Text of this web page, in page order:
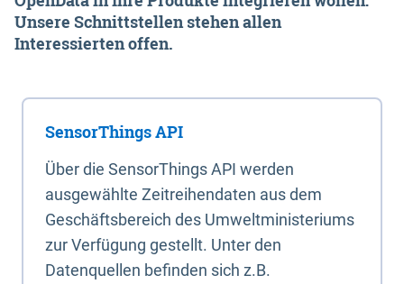
Unsere Schnittstellen stehen allen
Interessierten offen.
SensorThings API
Über die SensorThings API werden
ausgewählte Zeitreihendaten aus dem
Geschäftsbereich des Umweltministeriums
zur Verfügung gestellt. Unter den
Datenquellen befinden sich z.B.